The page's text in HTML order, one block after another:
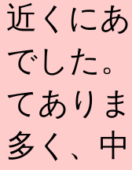
近くに
でした
てあり
多く、